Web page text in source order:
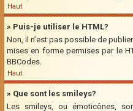
Haut
» Puis-je utiliser le HTML?
Non, il n’est pas possible de
mises en forme permises par le
BBCodes.
Haut
» Que sont les smileys?
Les smileys, ou émoticônes,